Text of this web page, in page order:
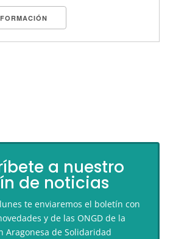
a nuestro
de noticias
te enviaremos el boletín con
y de las ONGD de la
Aragonesa de Solidaridad